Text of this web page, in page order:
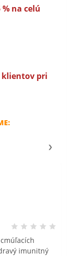
% na celú
klientov pri
imunitný